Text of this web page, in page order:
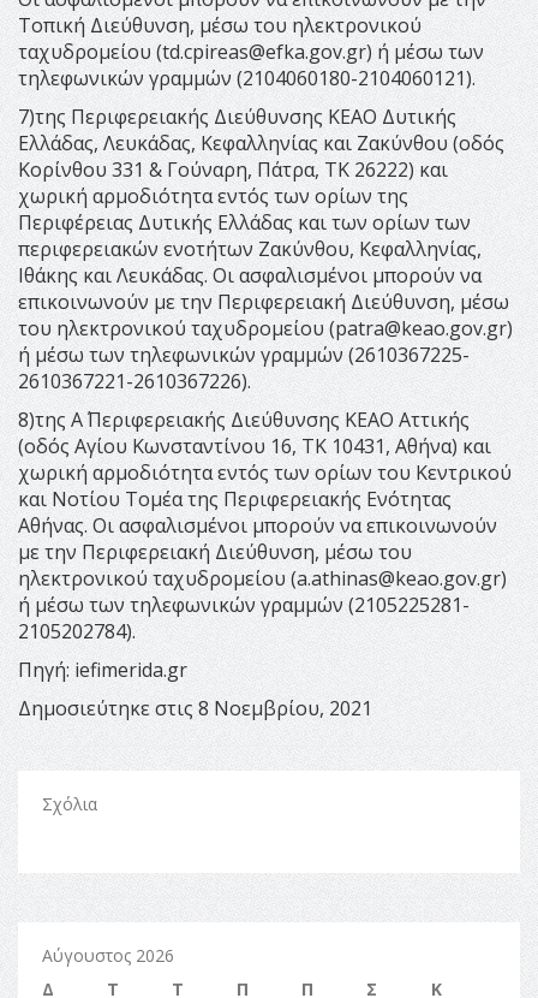
Τοπική Διεύθυνση, μέσω του ηλεκτρονικού
ταχυδρομείου (td.cpireas@efka.gov.gr) ή μέσω των
τηλεφωνικών γραμμών (2104060180-2104060121).
7)της Περιφερειακής Διεύθυνσης ΚΕΑΟ Δυτικής
Ελλάδας, Λευκάδας, Κεφαλληνίας και Ζακύνθου (οδός
Κορίνθου 331 & Γούναρη, Πάτρα, ΤΚ 26222) και
χωρική αρμοδιότητα εντός των ορίων της
Περιφέρειας Δυτικής Ελλάδας και των ορίων των
περιφερειακών ενοτήτων Ζακύνθου, Κεφαλληνίας,
Ιθάκης και Λευκάδας. Οι ασφαλισμένοι μπορούν να
επικοινωνούν με την Περιφερειακή Διεύθυνση, μέσω
του ηλεκτρονικού ταχυδρομείου (patra@keao.gov.gr)
ή μέσω των τηλεφωνικών γραμμών (2610367225-
2610367221-2610367226).
8)της Α΄ Περιφερειακής Διεύθυνσης ΚΕΑΟ Αττικής
(οδός Αγίου Κωνσταντίνου 16, ΤΚ 10431, Αθήνα) και
χωρική αρμοδιότητα εντός των ορίων του Κεντρικού
και Νοτίου Τομέα της Περιφερειακής Ενότητας
Αθήνας. Οι ασφαλισμένοι μπορούν να επικοινωνούν
με την Περιφερειακή Διεύθυνση, μέσω του
ηλεκτρονικού ταχυδρομείου (a.athinas@keao.gov.gr)
ή μέσω των τηλεφωνικών γραμμών (2105225281-
2105202784).
Πηγή: iefimerida.gr
Δημοσιεύτηκε στις 8 Νοεμβρίου, 2021
Σχόλια
Αύγουστος 2026
Δ
Τ Τ Π Π Σ
Κ